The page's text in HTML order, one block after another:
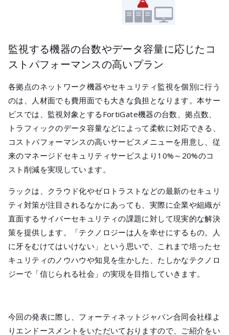
監視する機器の台数やデータ容量に応じたコ
ストパフォーマンスの高いプラン
各拠点のネットワーク機器やセキュリティ監視を個別に行う
のは、人材面でも費用面でも大きな負担となります。本サー
ビスでは、監視対象とするFortiGate機器の台数、拠点数、
トラフィックのデータ容量などによって柔軟に対応できる、
コストパフォーマンスの高いサービスメニューを用意し、従
来のマネージドセキュリティサービスより10%～20%のコ
スト削減を実現しています。
ラックは、クラウド化やゼロトラストなどの最新のセキュリ
ティ対策が注目されるなかにあっても、実際に企業や組織が
直面するサイバーセキュリティの課題に対して現実的な解決
策を提供します。「テクノロジーは人を幸せにするもの。人
に牙をむけてはいけない」という思いで、これまで培ったセ
キュリティのノウハウや知見を生かした、たしかなテクノロ
ジーで「信じられる社会」の実現を目指していきます。
今回の発表に際し、フォーティネットジャパン合同会社様よ
りエンドースメントをいただいておりますので、ご紹介をい